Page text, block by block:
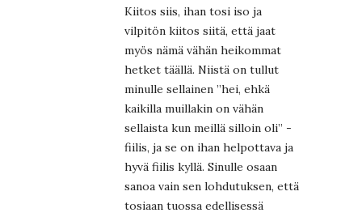
Kiitos siis, ihan tosi iso ja
vilpitön kiitos siitä, että jaat
myös nämä vähän heikommat
hetket täällä. Niistä on tullut
minulle sellainen ”hei, ehkä
kaikilla muillakin on vähän
sellaista kun meillä silloin oli” -
fiilis, ja se on ihan helpottava ja
hyvä fiilis kyllä. Sinulle osaan
sanoa vain sen lohdutuksen, että
tosiaan tuossa edellisessä